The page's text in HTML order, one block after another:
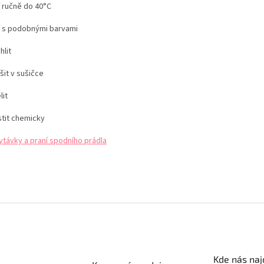
do 40°C
s podobnými barvami
v sušičce
chemicky
a praní spodního prádla
Kde nás